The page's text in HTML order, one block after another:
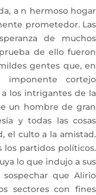
a n hermoso hogar
prometedor. Las
de muchos
de ello fueron
gentes que, en
imponente cortejo
los intrigantes de la
un hombre de gran
y todas las cosas
el culto a la amistad.
los partidos políticos.
lo que indujo a sus
que Alirio
sectores con fines